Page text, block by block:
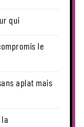
qui
le
aplat mais